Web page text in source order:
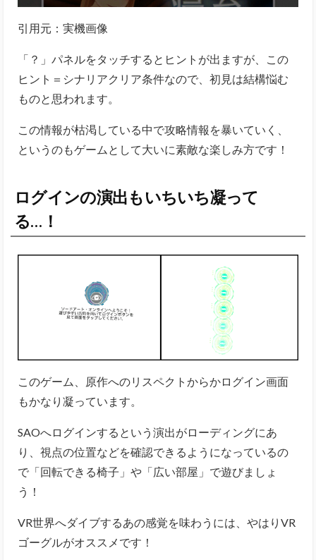
ものと思われます。
というのもゲームとして大いに素敵な楽しみ方です！
ログインの演出もいちいち凝って
る…！
このゲーム、原作へのリスペクトからかログイン画面
もかなり凝っています。
SAOへログインするという演出がローディングにあ
り、視点の位置などを確認できるようになっているの
で「回転できる椅子」や「広い部屋」で遊びましょ
う！
VR世界へダイブするあの感覚を味わうには、やはりVR
ゴーグルがオススメです！
触手プレイや混浴があるって本
当！？